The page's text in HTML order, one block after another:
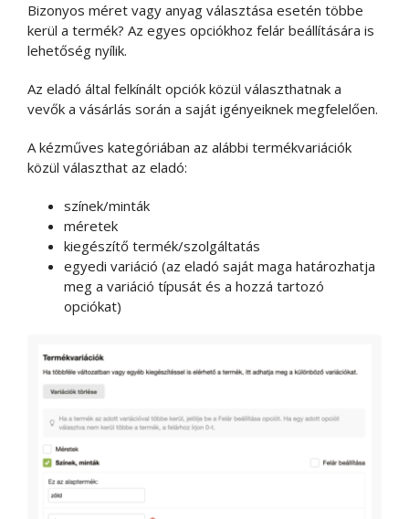
Bizonyos méret vagy anyag választása esetén többe
kerül a termék? Az egyes opciókhoz felár beállítására is
lehetőség nyílik.
Az eladó által felkínált opciók közül választhatnak a
vevők a vásárlás során a saját igényeiknek megfelelően.
A kézműves kategóriában az alábbi termékvariációk
közül választhat az eladó:
színek/minták
méretek
kiegészítő termék/szolgáltatás
egyedi variáció (az eladó saját maga határozhatja
meg a variáció típusát és a hozzá tartozó
opciókat)